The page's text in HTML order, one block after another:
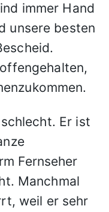
immer Hand
unsere besten
Er ist
Fernseher
Manchmal
weil er sehr